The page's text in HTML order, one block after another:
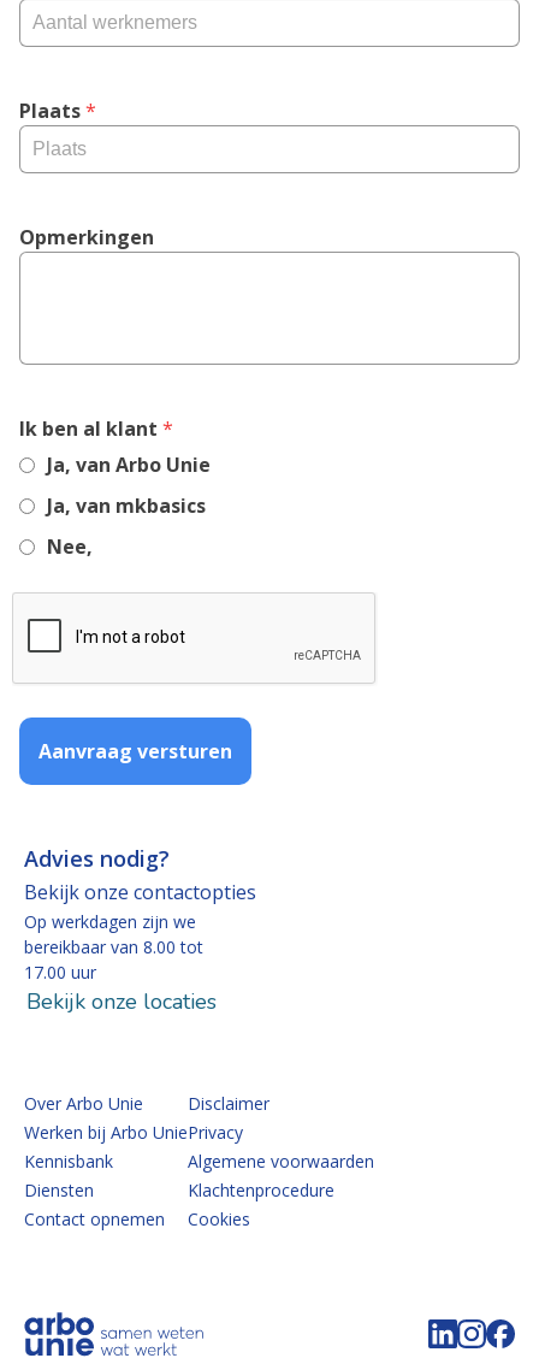
Plaats *
Opmerkingen
Ik ben al klant
required
*
Ja, van Arbo Unie
Ja, van mkbasics
Nee,
Aanvraag versturen
Volg de
Volg
Advies nodig?
Bekijk onze contactopties
Op werkdagen zijn we
bereikbaar van 8.00 tot
17.00 uur
Bekijk onze locaties
Over Arbo Unie
Werken bij Arbo Unie
Kennisbank
Diensten
Contact opnemen
Disclaimer
Privacy
Algemene voorwaarden
Klachtenprocedure
Cookies